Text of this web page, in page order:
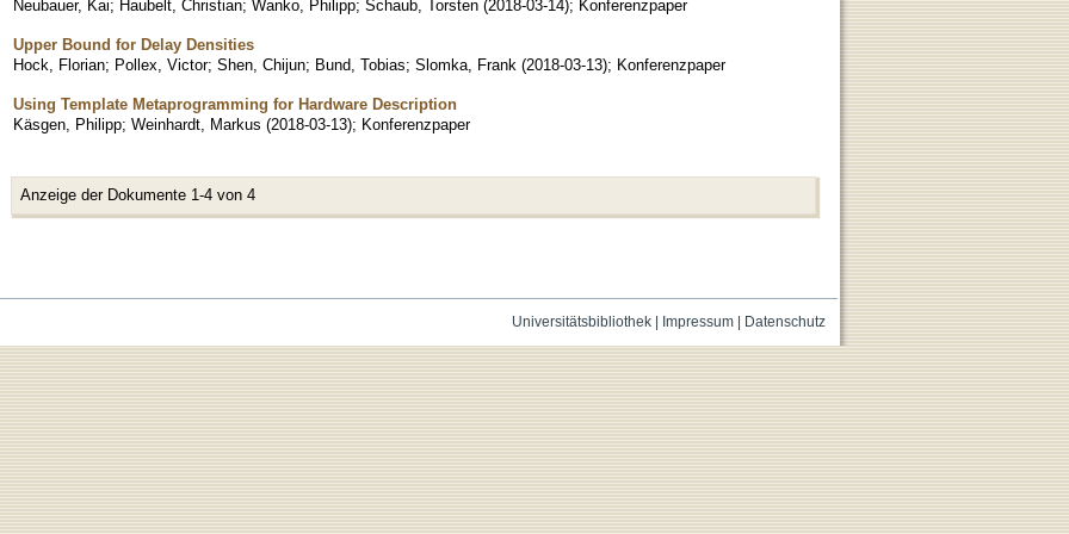
Neubauer, Kai; Haubelt, Christian; Wanko, Philipp; Schaub, Torsten (2018-03-14); Konferenzpaper
Upper Bound for Delay Densities
Hock, Florian; Pollex, Victor; Shen, Chijun; Bund, Tobias; Slomka, Frank (2018-03-13); Konferenzpaper
Using Template Metaprogramming for Hardware Description
Käsgen, Philipp; Weinhardt, Markus (2018-03-13); Konferenzpaper
Anzeige der Dokumente 1-4 von 4
Universitätsbibliothek| Impressum| Datenschutz